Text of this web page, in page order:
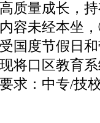
质量成长，
容未经本坐
国度节假日
将口区教育
求：中专/技